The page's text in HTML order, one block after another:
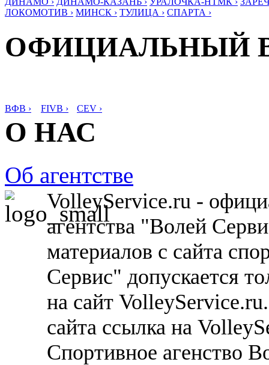
ЛОКОМОТИВ › МИНСК › ТУЛИЦА › СПАРТА ›
ОФИЦИАЛЬНЫЙ
ВФВ › FIVB › CEV ›
О НАС
Об агентстве
VolleyService.ru -
агентства "Волей
материалов с сайта
Сервис" допускается
на сайт
сайта ссылка на
Спортивное агенство